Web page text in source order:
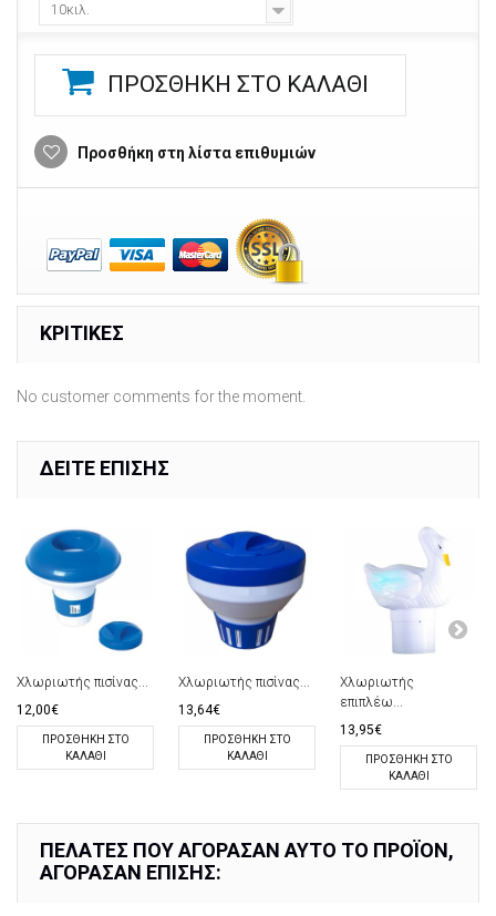
10κιλ.
ΠΡΟΣΘΉΚΗ ΣΤΟ ΚΑΛΆΘΙ
Προσθήκη στη λίστα επιθυμιών
ΚΡΙΤΙΚΈΣ
No customer comments for the moment.
ΔΕΊΤΕ ΕΠΊΣΗΣ
Χλωριωτής πισίνας...
12,00€
ΠΡΟΣΘΉΚΗ ΣΤΟ
ΚΑΛΆΘΙ
Χλωριωτής πισίνας...
13,64€
ΠΡΟΣΘΉΚΗ ΣΤΟ
ΚΑΛΆΘΙ
Χλωριωτής
επιπλέω...
13,95€
ΠΡΟΣΘΉΚΗ ΣΤΟ
ΚΑΛΆΘΙ
ΠΕΛΆΤΕΣ ΠΟΥ ΑΓΌΡΑΣΑΝ ΑΥΤΌ ΤΟ ΠΡΟΪΌΝ,
ΑΓΌΡΑΣΑΝ ΕΠΊΣΗΣ: